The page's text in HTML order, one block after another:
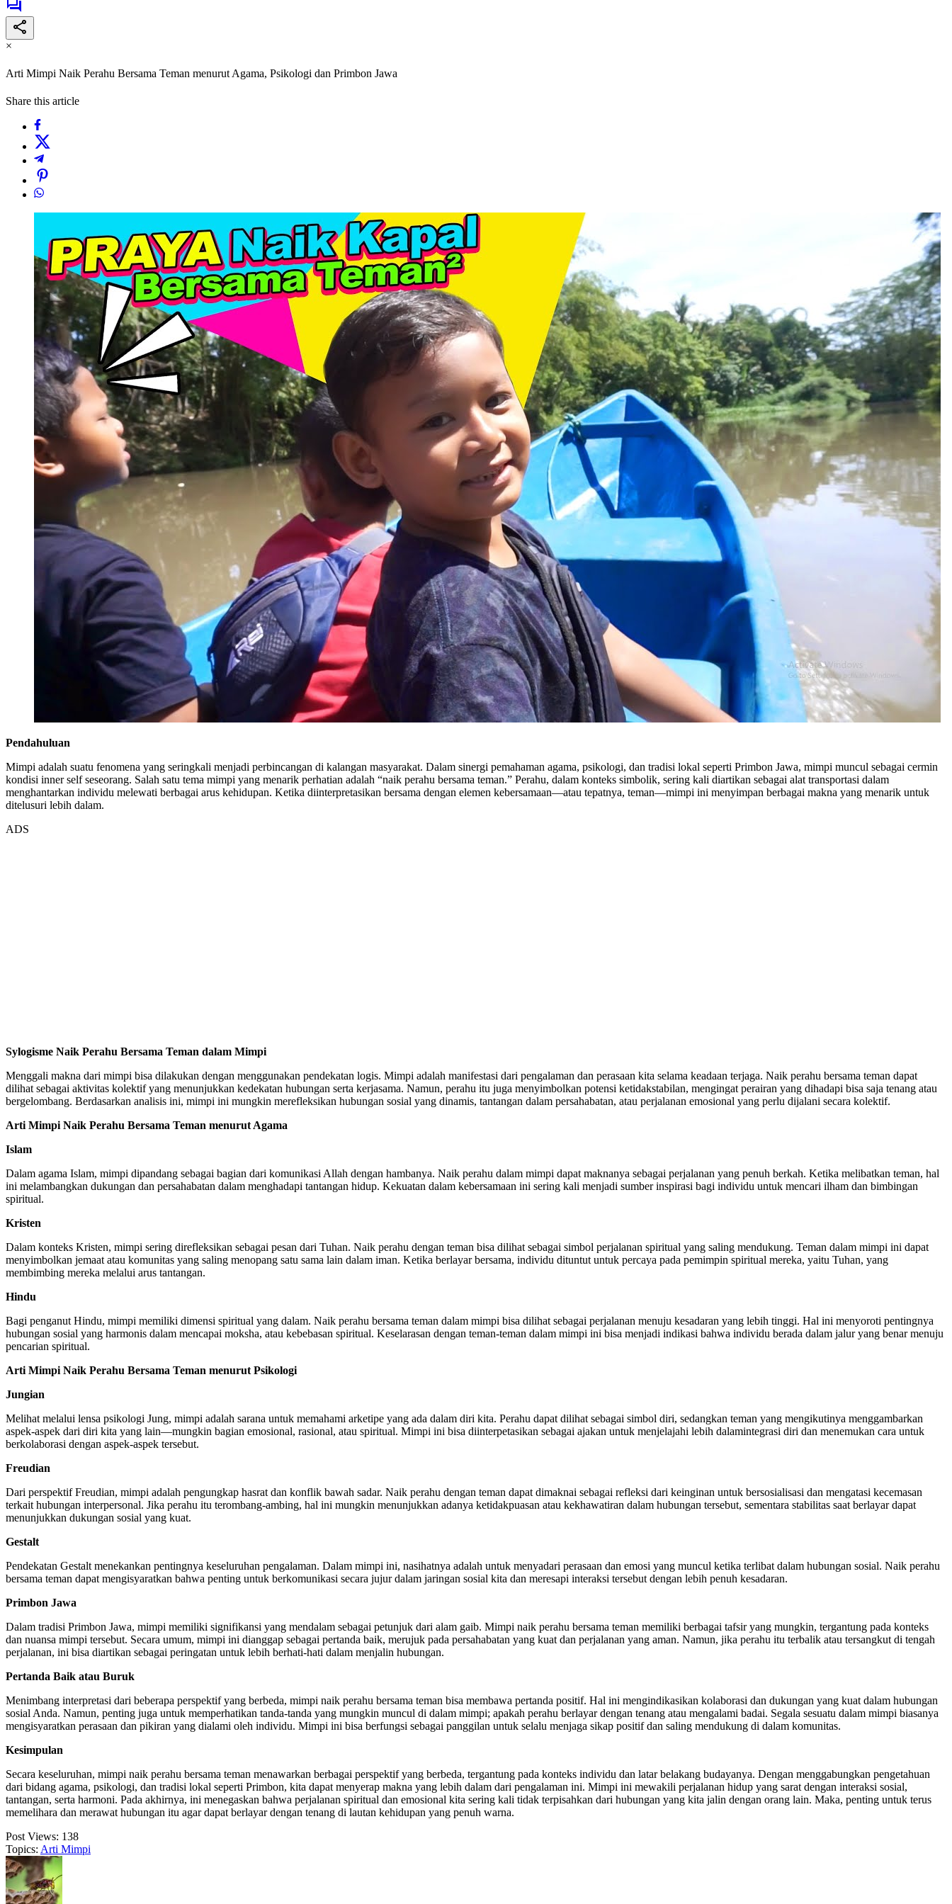
×
Arti Mimpi Naik Perahu Bersama Teman menurut Agama, Psikologi dan Primbon Jawa
Share this article
Pendahuluan
Mimpi adalah suatu fenomena yang seringkali menjadi perbincangan di kalangan masyarakat. Dalam sinergi pemahaman agama, psikologi, dan tradisi lokal seperti Primbon Jawa, mimpi muncul sebagai cermin
kondisi inner self seseorang. Salah satu tema mimpi yang menarik perhatian adalah “naik perahu bersama teman.” Perahu, dalam konteks simbolik, sering kali diartikan sebagai alat transportasi dalam
menghantarkan individu melewati berbagai arus kehidupan. Ketika diinterpretasikan bersama dengan elemen kebersamaan—atau tepatnya, teman—mimpi ini menyimpan berbagai makna yang menarik untuk
ditelusuri lebih dalam.
ADS
Sylogisme Naik Perahu Bersama Teman dalam Mimpi
Menggali makna dari mimpi bisa dilakukan dengan menggunakan pendekatan logis. Mimpi adalah manifestasi dari pengalaman dan perasaan kita selama keadaan terjaga. Naik perahu bersama teman dapat
dilihat sebagai aktivitas kolektif yang menunjukkan kedekatan hubungan serta kerjasama. Namun, perahu itu juga menyimbolkan potensi ketidakstabilan, mengingat perairan yang dihadapi bisa saja tenang atau
bergelombang. Berdasarkan analisis ini, mimpi ini mungkin merefleksikan hubungan sosial yang dinamis, tantangan dalam persahabatan, atau perjalanan emosional yang perlu dijalani secara kolektif.
Arti Mimpi Naik Perahu Bersama Teman menurut Agama
Islam
Dalam agama Islam, mimpi dipandang sebagai bagian dari komunikasi Allah dengan hambanya. Naik perahu dalam mimpi dapat maknanya sebagai perjalanan yang penuh berkah. Ketika melibatkan teman, hal
ini melambangkan dukungan dan persahabatan dalam menghadapi tantangan hidup. Kekuatan dalam kebersamaan ini sering kali menjadi sumber inspirasi bagi individu untuk mencari ilham dan bimbingan
spiritual.
Kristen
Dalam konteks Kristen, mimpi sering direfleksikan sebagai pesan dari Tuhan. Naik perahu dengan teman bisa dilihat sebagai simbol perjalanan spiritual yang saling mendukung. Teman dalam mimpi ini dapat
menyimbolkan jemaat atau komunitas yang saling menopang satu sama lain dalam iman. Ketika berlayar bersama, individu dituntut untuk percaya pada pemimpin spiritual mereka, yaitu Tuhan, yang
membimbing mereka melalui arus tantangan.
Hindu
Bagi penganut Hindu, mimpi memiliki dimensi spiritual yang dalam. Naik perahu bersama teman dalam mimpi bisa dilihat sebagai perjalanan menuju kesadaran yang lebih tinggi. Hal ini menyoroti pentingnya
hubungan sosial yang harmonis dalam mencapai moksha, atau kebebasan spiritual. Keselarasan dengan teman-teman dalam mimpi ini bisa menjadi indikasi bahwa individu berada dalam jalur yang benar menuju
pencarian spiritual.
Arti Mimpi Naik Perahu Bersama Teman menurut Psikologi
Jungian
Melihat melalui lensa psikologi Jung, mimpi adalah sarana untuk memahami arketipe yang ada dalam diri kita. Perahu dapat dilihat sebagai simbol diri, sedangkan teman yang mengikutinya menggambarkan
aspek-aspek dari diri kita yang lain—mungkin bagian emosional, rasional, atau spiritual. Mimpi ini bisa diinterpetasikan sebagai ajakan untuk menjelajahi lebih dalamintegrasi diri dan menemukan cara untuk
berkolaborasi dengan aspek-aspek tersebut.
Freudian
Dari perspektif Freudian, mimpi adalah pengungkap hasrat dan konflik bawah sadar. Naik perahu dengan teman dapat dimaknai sebagai refleksi dari keinginan untuk bersosialisasi dan mengatasi kecemasan
terkait hubungan interpersonal. Jika perahu itu terombang-ambing, hal ini mungkin menunjukkan adanya ketidakpuasan atau kekhawatiran dalam hubungan tersebut, sementara stabilitas saat berlayar dapat
menunjukkan dukungan sosial yang kuat.
Gestalt
Pendekatan Gestalt menekankan pentingnya keseluruhan pengalaman. Dalam mimpi ini, nasihatnya adalah untuk menyadari perasaan dan emosi yang muncul ketika terlibat dalam hubungan sosial. Naik perahu
bersama teman dapat mengisyaratkan bahwa penting untuk berkomunikasi secara jujur dalam jaringan sosial kita dan meresapi interaksi tersebut dengan lebih penuh kesadaran.
Primbon Jawa
Dalam tradisi Primbon Jawa, mimpi memiliki signifikansi yang mendalam sebagai petunjuk dari alam gaib. Mimpi naik perahu bersama teman memiliki berbagai tafsir yang mungkin, tergantung pada konteks
dan nuansa mimpi tersebut. Secara umum, mimpi ini dianggap sebagai pertanda baik, merujuk pada persahabatan yang kuat dan perjalanan yang aman. Namun, jika perahu itu terbalik atau tersangkut di tengah
perjalanan, ini bisa diartikan sebagai peringatan untuk lebih berhati-hati dalam menjalin hubungan.
Pertanda Baik atau Buruk
Menimbang interpretasi dari beberapa perspektif yang berbeda, mimpi naik perahu bersama teman bisa membawa pertanda positif. Hal ini mengindikasikan kolaborasi dan dukungan yang kuat dalam hubungan
sosial Anda. Namun, penting juga untuk memperhatikan tanda-tanda yang mungkin muncul di dalam mimpi; apakah perahu berlayar dengan tenang atau mengalami badai. Segala sesuatu dalam mimpi biasanya
mengisyaratkan perasaan dan pikiran yang dialami oleh individu. Mimpi ini bisa berfungsi sebagai panggilan untuk selalu menjaga sikap positif dan saling mendukung di dalam komunitas.
Kesimpulan
Secara keseluruhan, mimpi naik perahu bersama teman menawarkan berbagai perspektif yang berbeda, tergantung pada konteks individu dan latar belakang budayanya. Dengan menggabungkan pengetahuan
dari bidang agama, psikologi, dan tradisi lokal seperti Primbon, kita dapat menyerap makna yang lebih dalam dari pengalaman ini. Mimpi ini mewakili perjalanan hidup yang sarat dengan interaksi sosial,
tantangan, serta harmoni. Pada akhirnya, ini menegaskan bahwa perjalanan spiritual dan emosional kita sering kali tidak terpisahkan dari hubungan yang kita jalin dengan orang lain. Maka, penting untuk terus
memelihara dan merawat hubungan itu agar dapat berlayar dengan tenang di lautan kehidupan yang penuh warna.
Post Views: 138
Topics: Arti Mimpi